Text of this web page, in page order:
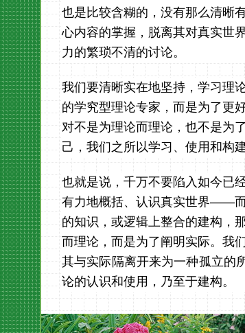
也是比较含糊的，没有那么清晰
心内容的掌握，脱离其对真实世
力的繁琐不清的讨论。
我们要清晰实在地坚持，学习理
的学究型理论专家，而是为了更
对不是为理论而理论，也不是为
己，我们之所以学习、使用和构
也就是说，千万不要陷入如今
有力地概括、认识真实世界——
的知识，或逻辑上整合的建构，
而理论，而是为了阐明实际。我
其与实际隔离开来为一种孤立的
论的认识和使用，乃至于建构。